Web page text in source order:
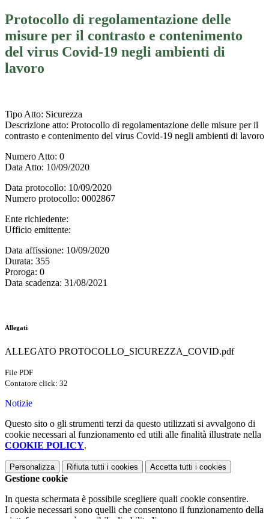
Protocollo di regolamentazione delle
misure per il contrasto e contenimento
del virus Covid-19 negli ambienti di
lavoro
Tipo Atto: Sicurezza
Descrizione atto: Protocollo di regolamentazione delle misure per il
contrasto e contenimento del virus Covid-19 negli ambienti di lavoro
Numero Atto: 0
Data Atto: 10/09/2020
Data protocollo: 10/09/2020
Numero protocollo: 0002867
Ente richiedente:
Ufficio emittente:
Data affissione: 10/09/2020
Durata: 355
Proroga: 0
Data scadenza: 31/08/2021
Allegati
ALLEGATO PROTOCOLLO_SICUREZZA_COVID.pdf
File PDF
Contatore click: 32
Notizie
Questo sito o gli strumenti terzi da questo utilizzati si avvalgono di
cookie necessari al funzionamento ed utili alle finalità illustrate nella
COOKIE POLICY.
Personalizza Rifiuta tutti i cookies Accetta tutti i cookies
Gestione cookie
In questa schermata è possibile scegliere quali cookie consentire.
I cookie necessari sono quelli che consentono il funzionamento della